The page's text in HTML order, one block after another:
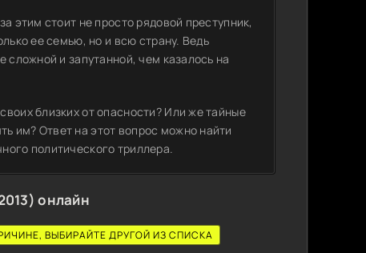
этим стоит не просто рядовой преступник,
ее семью, но и всю страну. Ведь
сложной и запутанной, чем казалось на
близких от опасности? Или же тайные
им? Ответ на этот вопрос можно найти
политического триллера.
онлайн
ВЫБИРАЙТЕ ДРУГОЙ ИЗ СПИСКА